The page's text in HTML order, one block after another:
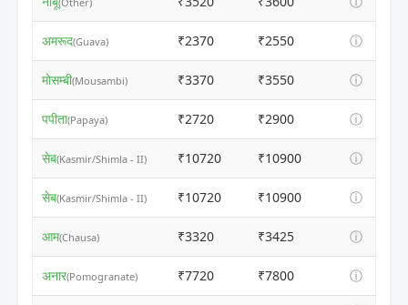
अमरूद(Guava) ₹2370 ₹2550 ⓘ
मोसम्बी(Mousambi) ₹3370 ₹3550 ⓘ
पपीता(Papaya) ₹2720 ₹2900 ⓘ
सेब(Kasmir/Shimla - II) ₹10720 ₹10900 ⓘ
सेब(Kasmir/Shimla - II) ₹10720 ₹10900 ⓘ
आम(Chausa) ₹3320 ₹3425 ⓘ
अनार(Pomogranate) ₹7720 ₹7800 ⓘ